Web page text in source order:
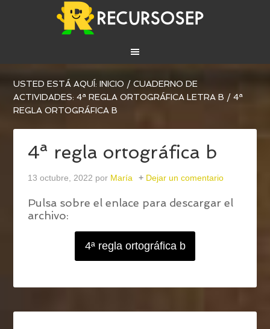
USTED ESTÁ AQUÍ:INICIO / CUADERNO DE
ACTIVIDADES: 4ª REGLA ORTOGRÁFICA LETRA B / 4ª
REGLA ORTOGRÁFICA B
4ª regla ortográfica b
13 octubre, 2022 por María Dejar un comentario
Pulsa sobre el enlace para descargar el
archivo:
4ª regla ortográfica b